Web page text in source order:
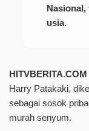
usia.
Harry Patakaki,
sebagai sosok
murah senyum.